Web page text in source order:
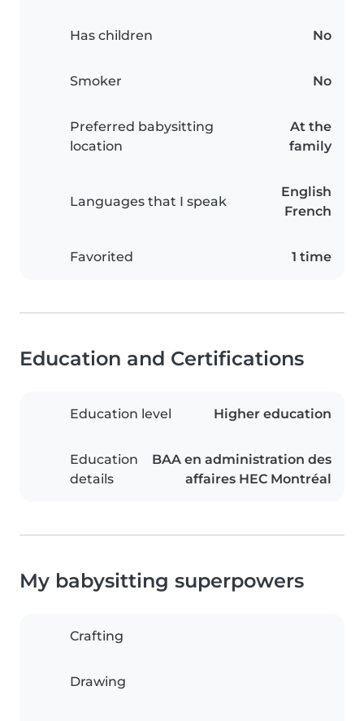
Has children No
Smoker No
Preferred babysitting
location
At the
family
Languages that I speak
English
French
Favorited 1 time
Education and Certifications
Education level Higher education
Education
details
BAA en administration des
affaires HEC Montréal
My babysitting superpowers
Crafting
Drawing